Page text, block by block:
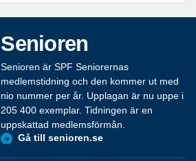
Senioren
Senioren är SPF Seniorernas
medlemstidning och den kommer ut med
nio nummer per år. Upplagan är nu uppe i
205 400 exemplar. Tidningen är en
uppskattad medlemsförmån.
Gå till senioren.se